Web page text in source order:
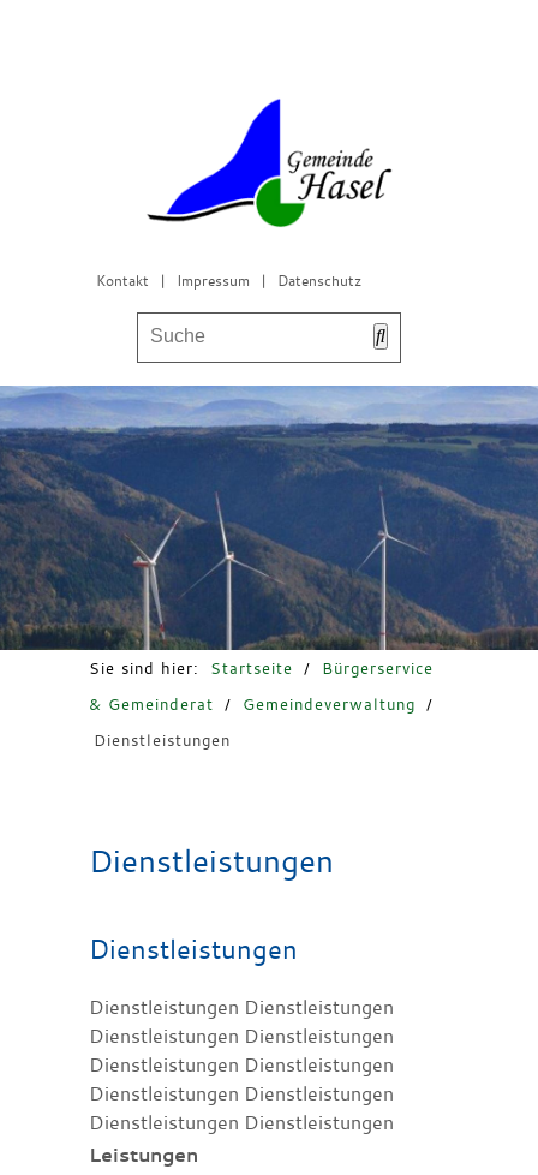
Kontakt | Impressum | Datenschutz
Bürgerservice & Gemeinderat
Leben in Hasel
Freizeit & Tourismus
Sie sind hier: Startseite /
Bürgerservice
& Gemeinderat
/ Gemeindeverwaltung
/
Dienstleistungen
Dienstleistungen
Dienstleistungen
Dienstleistungen Dienstleistungen
Dienstleistungen Dienstleistungen
Dienstleistungen Dienstleistungen
Dienstleistungen Dienstleistungen
Dienstleistungen Dienstleistungen
Leistungen